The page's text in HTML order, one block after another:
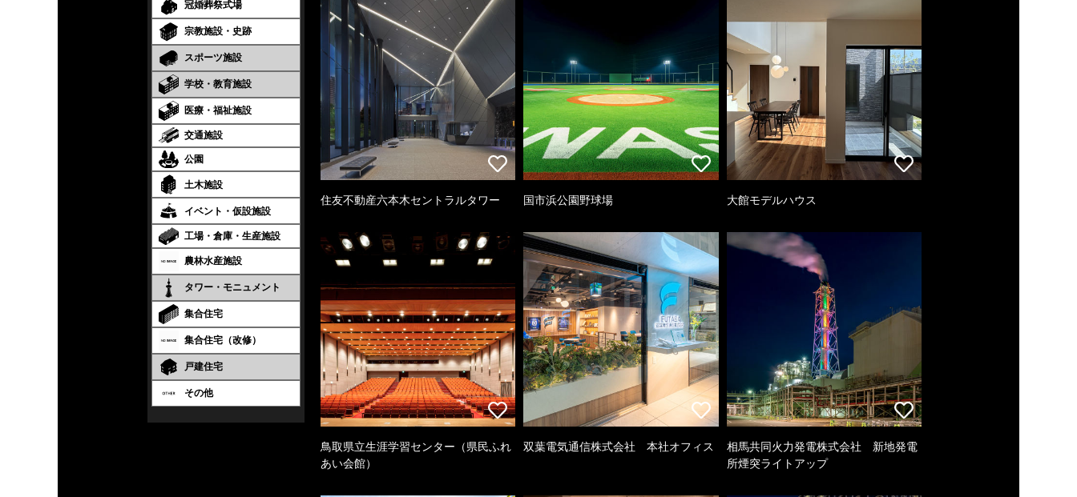
冠婚葬祭式場
宗教施設・史跡
スポーツ施設
学校・教育施設
医療・福祉施設
交通施設
公園
土木施設
イベント・仮設施設
工場・倉庫・生産施設
農林水産施設
タワー・モニュメント
集合住宅
集合住宅（改修）
戸建住宅
その他
住友不動産六本木セントラルタワー 国市浜公園野球場 大館モデルハウス
鳥取県立生涯学習センター（県民ふれ
あい会館）
双葉電気通信株式会社 本社オフィス
相馬共同火力発電株式会社 新地発電
所煙突ライトアップ